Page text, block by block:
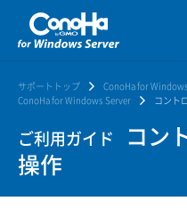
サポートトップ ConoHa for
ConoHa for Windows Server
コント
ご利用ガイド
コン
操作